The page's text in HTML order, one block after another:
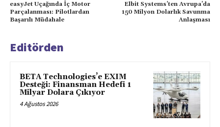
easyJet Uçağında İç Motor
Parçalanması: Pilotlardan
Başarılı Müdahale
Elbit Systems’ten Avrupa’da
150 Milyon Dolarlık Savunma
Anlaşması
Editörden
BETA Technologies’e EXIM
Desteği: Finansman Hedefi 1
Milyar Dolara Çıkıyor
4 Ağustos 2026